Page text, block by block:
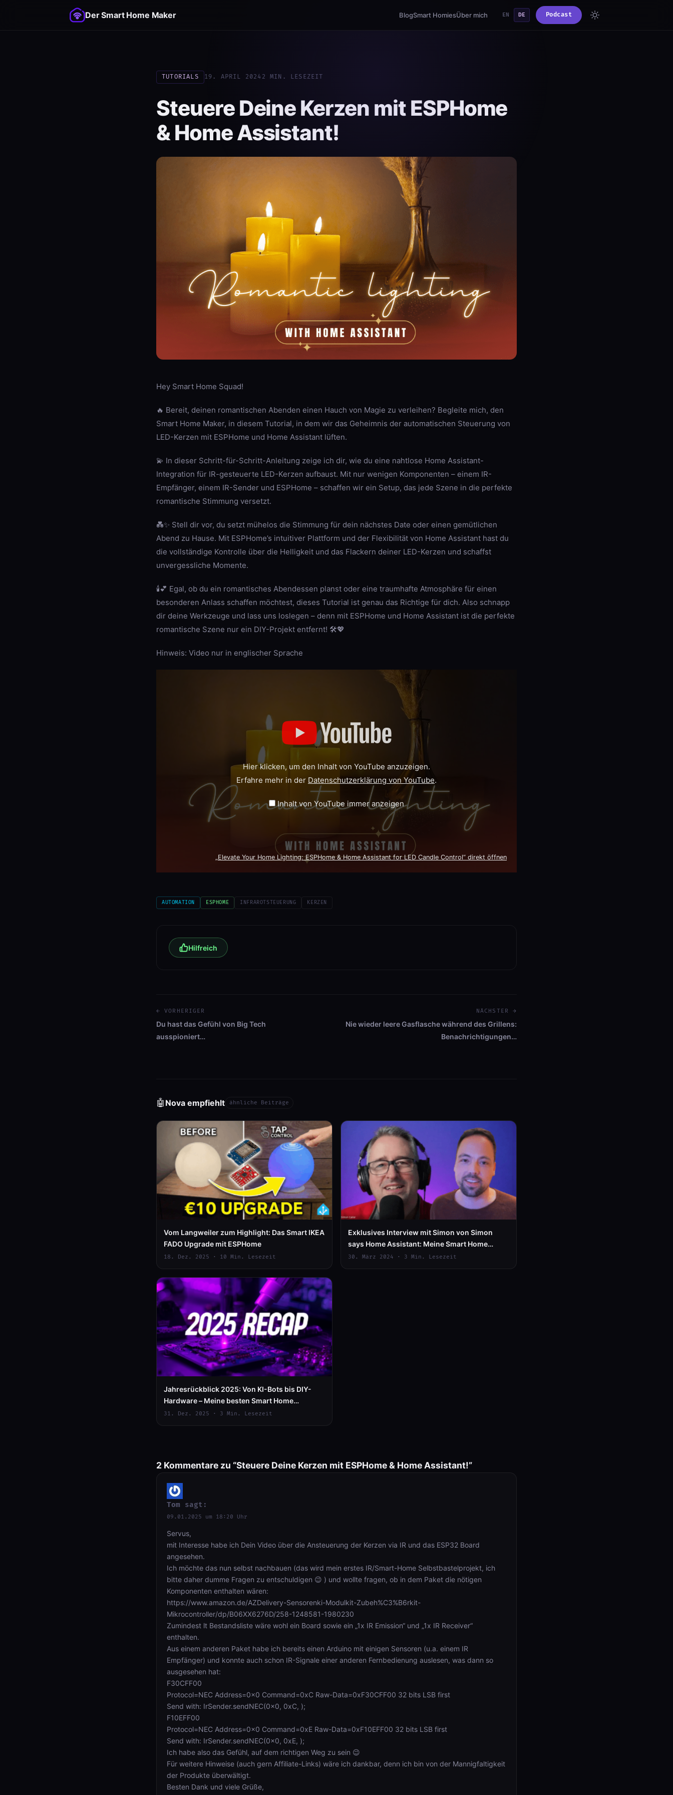
Der Smart Home Maker BlogSmart HomiesÜber mich EN DE Podcast
TUTORIALS 19. APRIL 2024 2 MIN. LESEZEIT
Steuere Deine Kerzen mit ESPHome
& Home Assistant!
Hey Smart Home Squad!
🔥 Bereit, deinen romantischen Abenden einen Hauch von Magie zu verleihen? Begleite mich, den
Smart Home Maker, in diesem Tutorial, in dem wir das Geheimnis der automatischen Steuerung von
LED-Kerzen mit ESPHome und Home Assistant lüften.
💫 In dieser Schritt-für-Schritt-Anleitung zeige ich dir, wie du eine nahtlose Home Assistant-
Integration für IR-gesteuerte LED-Kerzen aufbaust. Mit nur wenigen Komponenten – einem IR-
Empfänger, einem IR-Sender und ESPHome – schaffen wir ein Setup, das jede Szene in die perfekte
romantische Stimmung versetzt.
💑✨ Stell dir vor, du setzt mühelos die Stimmung für dein nächstes Date oder einen gemütlichen
Abend zu Hause. Mit ESPHome’s intuitiver Plattform und der Flexibilität von Home Assistant hast du
die vollständige Kontrolle über die Helligkeit und das Flackern deiner LED-Kerzen und schaffst
unvergessliche Momente.
🕯️💕 Egal, ob du ein romantisches Abendessen planst oder eine traumhafte Atmosphäre für einen
besonderen Anlass schaffen möchtest, dieses Tutorial ist genau das Richtige für dich. Also schnapp
dir deine Werkzeuge und lass uns loslegen – denn mit ESPHome und Home Assistant ist die perfekte
romantische Szene nur ein DIY-Projekt entfernt! 🛠️💖
Hinweis: Video nur in englischer Sprache
Hier klicken, um den Inhalt von YouTube anzuzeigen.
Erfahre mehr in der Datenschutzerklärung von YouTube.
Inhalt von YouTube immer anzeigen
„Elevate Your Home Lighting: ESPHome & Home Assistant for LED Candle Control“ direkt öffnen
AUTOMATION ESPHOME INFRAROTSTEUERUNG KERZEN
Hilfreich
← VORHERIGER
Du hast das Gefühl von Big Tech
ausspioniert…
NÄCHSTER →
Nie wieder leere Gasflasche während des Grillens:
Benachrichtigungen…
🤖 Nova empfiehlt ähnliche Beiträge
Vom Langweiler zum Highlight: Das Smart IKEA
FADO Upgrade mit ESPHome
18. Dez. 2025 · 10 Min. Lesezeit
Exklusives Interview mit Simon von Simon
says Home Assistant: Meine Smart Home
Journey
30. März 2024 · 3 Min. Lesezeit
Jahresrückblick 2025: Von KI-Bots bis DIY-
Hardware – Meine besten Smart Home
Upgrades
31. Dez. 2025 · 3 Min. Lesezeit
2 Kommentare zu “Steuere Deine Kerzen mit ESPHome & Home Assistant!”
Tom sagt:
09.01.2025 um 18:20 Uhr
Servus,
mit Interesse habe ich Dein Video über die Ansteuerung der Kerzen via IR und das ESP32 Board
angesehen.
Ich möchte das nun selbst nachbauen (das wird mein erstes IR/Smart-Home Selbstbastelprojekt, ich
bitte daher dumme Fragen zu entschuldigen 😉 ) und wollte fragen, ob in dem Paket die nötigen
Komponenten enthalten wären:
https://www.amazon.de/AZDelivery-Sensorenki-Modulkit-Zubeh%C3%B6rkit-
Mikrocontroller/dp/B06XX6276D/258-1248581-1980230
Zumindest lt Bestandsliste wäre wohl ein Board sowie ein „1x IR Emission“ und „1x IR Receiver“
enthalten.
Aus einem anderen Paket habe ich bereits einen Arduino mit einigen Sensoren (u.a. einem IR
Empfänger) und konnte auch schon IR-Signale einer anderen Fernbedienung auslesen, was dann so
ausgesehen hat:
F30CFF00
Protocol=NEC Address=0x0 Command=0xC Raw-Data=0xF30CFF00 32 bits LSB first
Send with: IrSender.sendNEC(0x0, 0xC, );
F10EFF00
Protocol=NEC Address=0x0 Command=0xE Raw-Data=0xF10EFF00 32 bits LSB first
Send with: IrSender.sendNEC(0x0, 0xE, );
Ich habe also das Gefühl, auf dem richtigen Weg zu sein 😉
Für weitere Hinweise (auch gern Affiliate-Links) wäre ich dankbar, denn ich bin von der Mannigfaltigkeit
der Produkte überwältigt.
Besten Dank und viele Grüße,